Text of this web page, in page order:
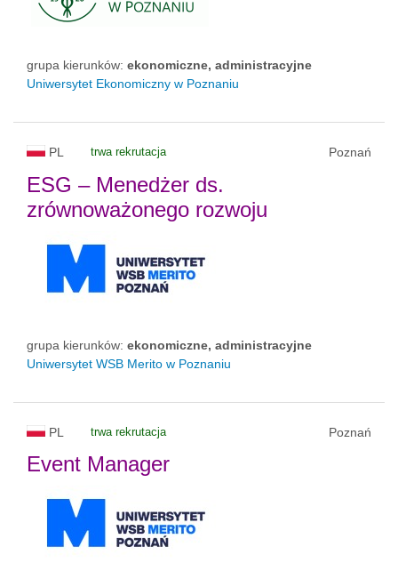
grupa kierunków: ekonomiczne, administracyjne
Uniwersytet Ekonomiczny w Poznaniu
PL trwa rekrutacja Poznań
ESG – Menedżer ds.
zrównoważonego rozwoju
grupa kierunków: ekonomiczne, administracyjne
Uniwersytet WSB Merito w Poznaniu
PL trwa rekrutacja Poznań
Event Manager